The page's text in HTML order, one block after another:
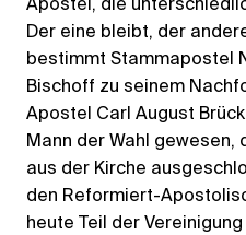
Apostel, die
Der eine bleibt, der
bestimmt Stammapostel
Bischoff zu seinem
Apostel Carl August
Mann der Wahl gewesen,
aus der Kirche
den Reformiert-
heute Teil der